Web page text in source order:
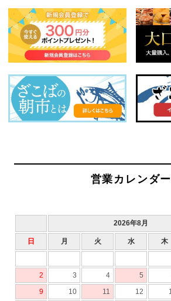
営業カレンダー